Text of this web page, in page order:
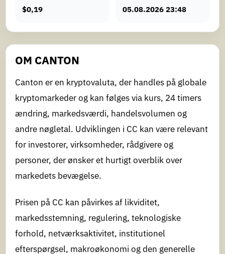
$0,19 05.08.2026 23:48
OM CANTON
Canton er en kryptovaluta, der handles på globale
kryptomarkeder og kan følges via kurs, 24 timers
ændring, markedsværdi, handelsvolumen og
andre nøgletal. Udviklingen i CC kan være relevant
for investorer, virksomheder, rådgivere og
personer, der ønsker et hurtigt overblik over
markedets bevægelse.
Prisen på CC kan påvirkes af likviditet,
markedsstemning, regulering, teknologiske
forhold, netværksaktivitet, institutionel
efterspørgsel, makroøkonomi og den generelle